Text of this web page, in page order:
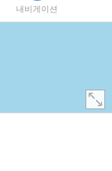
내비게이션